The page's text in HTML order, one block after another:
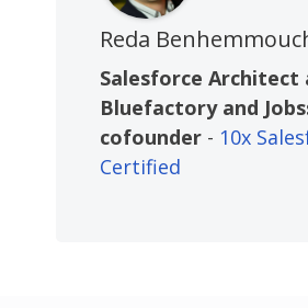
Reda
Salesforce Architect
Bluefactory and
cofounder - 10x
Certified